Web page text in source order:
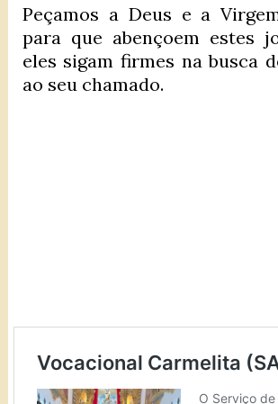
Peçamos a Deus e a
para que abençoem estes
eles sigam firmes na busca
ao seu chamado.